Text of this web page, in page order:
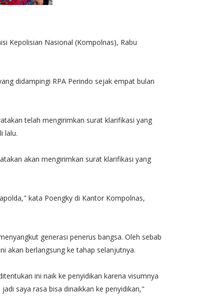
Kepolisian Nasional (Kompolnas), Rabu
didampingi RPA Perindo sejak empat bulan
telah mengirimkan surat klarifikasi yang
lalu.
akan mengirimkan surat klarifikasi yang
kata Poengky di Kantor Kompolnas,
generasi penerus bangsa. Oleh sebab
akan berlangsung ke tahap selanjutnya.
ini naik ke penyidikan karena visumnya
saya rasa bisa dinaikkan ke penyidikan,"